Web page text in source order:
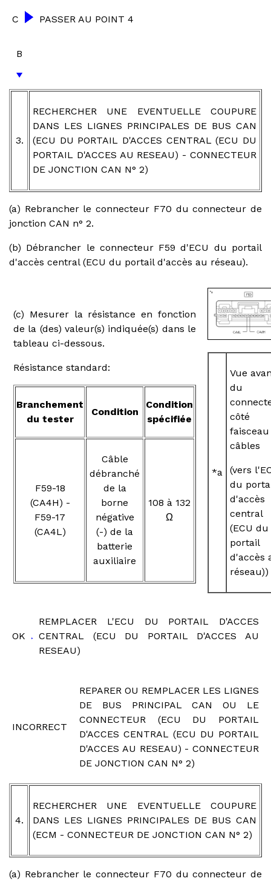
C PASSER AU POINT 4
B
3.
RECHERCHER UNE EVENTUELLE COUPURE
DANS LES LIGNES PRINCIPALES DE BUS CAN
(ECU DU PORTAIL D'ACCES CENTRAL (ECU DU
PORTAIL D'ACCES AU RESEAU) - CONNECTEUR
DE JONCTION CAN N° 2)
(a) Rebrancher le connecteur F70 du connecteur de
jonction CAN n° 2.
(b) Débrancher le connecteur F59 d'ECU du portail
d'accès central (ECU du portail d'accès au réseau).
(c) Mesurer la résistance en fonction
de la (des) valeur(s) indiquée(s) dans le
tableau ci-dessous.
Résistance standard:
Branchement
du tester
Condition
Condition
spécifiée
F59-18
(CA4H) -
F59-17
(CA4L)
Câble
débranché
de la
borne
négative
(-) de la
batterie
auxiliaire
108 à 132
Ω
*a
Vue
du
côté
câbles
(vers
du
d'accès
central
(ECU du
portail
d'accès
réseau))
OK
REMPLACER L'ECU DU PORTAIL D'ACCES
CENTRAL (ECU DU PORTAIL D'ACCES AU
RESEAU)
INCORRECT
REPARER OU REMPLACER LES LIGNES
DE BUS PRINCIPAL CAN OU LE
CONNECTEUR (ECU DU PORTAIL
D'ACCES CENTRAL (ECU DU PORTAIL
D'ACCES AU RESEAU) - CONNECTEUR
DE JONCTION CAN N° 2)
4.
RECHERCHER UNE EVENTUELLE COUPURE
DANS LES LIGNES PRINCIPALES DE BUS CAN
(ECM - CONNECTEUR DE JONCTION CAN N° 2)
(a) Rebrancher le connecteur F70 du connecteur de